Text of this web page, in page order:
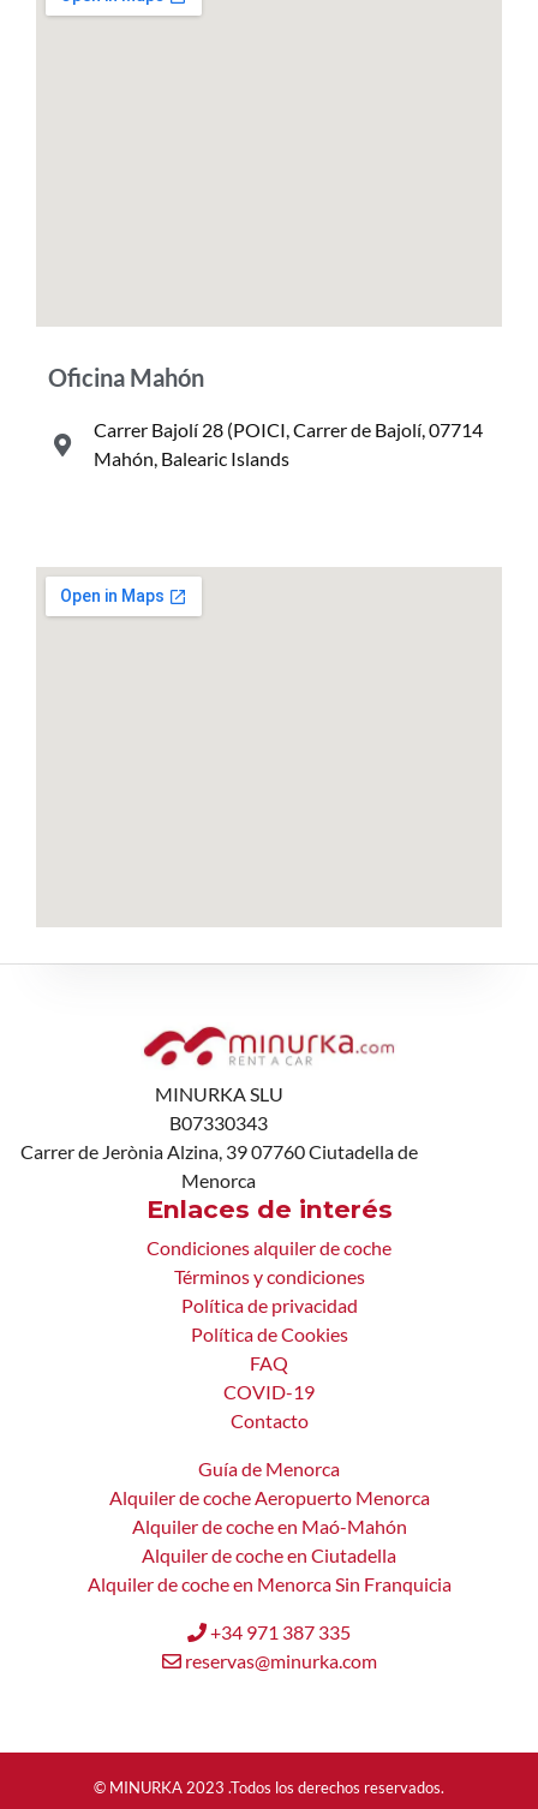
Oficina Mahón
Carrer Bajolí 28 (POICI, Carrer de Bajolí, 07714
Mahón, Balearic Islands
MINURKA SLU
B07330343
Carrer de Jerònia Alzina, 39 07760 Ciutadella de
Menorca
Enlaces de interés
Condiciones alquiler de coche
Términos y condiciones
Política de privacidad
Política de Cookies
FAQ
COVID-19
Contacto
Guía de Menorca
Alquiler de coche Aeropuerto Menorca
Alquiler de coche en Maó-Mahón
Alquiler de coche en Ciutadella
Alquiler de coche en Menorca Sin Franquicia
+34 971 387 335
reservas@minurka.com
© MINURKA 2023 .Todos los derechos reservados.